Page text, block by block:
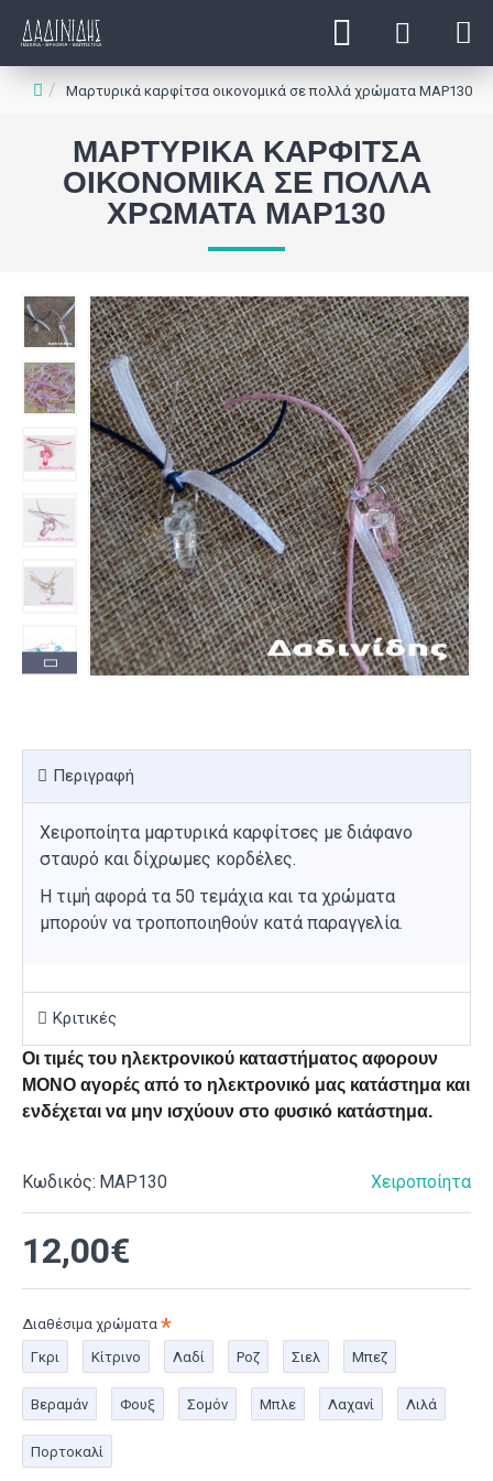
Μαρτυρικά καρφίτσα οικονομικά σε πολλά χρώματα ΜΑΡ130
ΜΑΡΤΥΡΙΚΆ ΚΑΡΦΊΤΣΑ
ΟΙΚΟΝΟΜΙΚΆ ΣΕ ΠΟΛΛΆ
ΧΡΏΜΑΤΑ ΜΑΡ130
Περιγραφή
Χειροποίητα μαρτυρικά καρφίτσες με διάφανο
σταυρό και δίχρωμες κορδέλες.
Η τιμή αφορά τα 50 τεμάχια και τα χρώματα
μπορούν να τροποποιηθούν κατά παραγγελία.
Κριτικές
Οι τιμές του ηλεκτρονικού καταστήματος αφορουν
ΜΟΝΟ αγορές από το ηλεκτρονικό μας κατάστημα και
ενδέχεται να μην ισχύουν στο φυσικό κατάστημα.
Κωδικός: ΜΑΡ130 Χειροποίητα
12,00€
Διαθέσιμα χρώματα
Γκρι
Κίτρινο Λαδί Ροζ Σιελ Μπεζ
Βεραμάν Φουξ Σομόν Μπλε Λαχανί Λιλά
Πορτοκαλί